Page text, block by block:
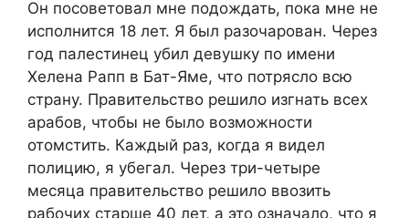
Он посоветовал мне подождать, пока мне не
исполнится 18 лет. Я был разочарован. Через
год палестинец убил девушку по имени
Хелена Рапп в Бат-Яме, что потрясло всю
страну. Правительство решило изгнать всех
арабов, чтобы не было возможности
отомстить. Каждый раз, когда я видел
полицию, я убегал. Через три-четыре
месяца правительство решило ввозить
рабочих старше 40 лет, а это означало, что я